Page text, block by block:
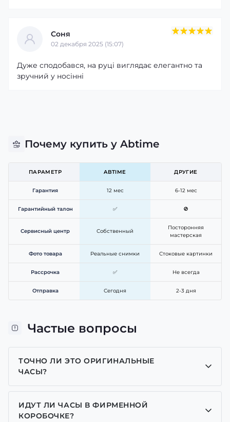
Соня
02 декабря 2025 (15:07)
Дуже сподобався, на руці виглядає елегантно та
зручний у носінні
Почему купить у Abtime
ПАРАМЕТР ABTIME ДРУГИЕ
Гарантия 12 мес 6-12 мес
Гарантийный талон ✅ 🚫
Сервисный центр Собственный
Посторонняя
мастерская
Фото товара Реальные снимки Стоковые картинки
Рассрочка ✅ Не всегда
Отправка Сегодня 2-3 дня
Частые вопросы
ТОЧНО ЛИ ЭТО ОРИГИНАЛЬНЫЕ
ЧАСЫ?
Да, все часы у нас только оригинальные, мы
являемся представителем многих брендов.
ИДУТ ЛИ ЧАСЫ В ФИРМЕННОЙ
КОРОБОЧКЕ?